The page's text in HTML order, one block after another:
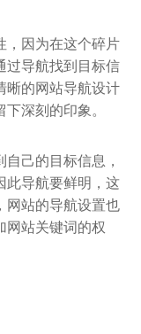
，因为在这个碎片
过导航找到目标信
晰的网站导航设计
深刻的印象。
己的目标信息，
此导航要鲜明，这
网站的导航设置也
网站关键词的权